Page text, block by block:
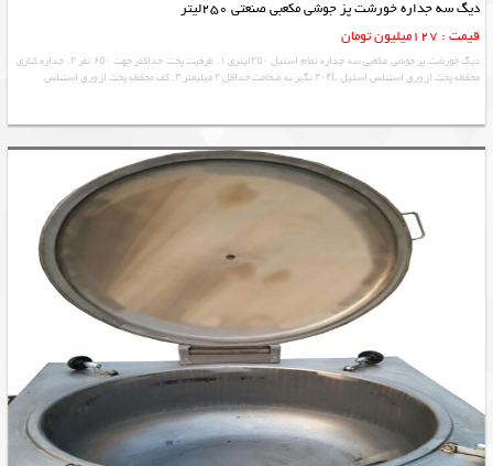
دیگ سه جداره خورشت پز جوشی مکعبی صنعتی 250لیتر
قیمت : 127میلیون تومان
دیگ خورشت پز جوشی مکعبی سه جداره تمام استیل ۲۵۰لیتری ۱. ظرفیت پخت حداکثر جهت ۶۵۰ نفر ۲. جداره کناری
محفظه پخت از ورق استنلس استیل ۳۰۴L نگیر به ضخامت حداقل ۲ میلیمتر ۳. کف محفظه پخت از ورق استنلس